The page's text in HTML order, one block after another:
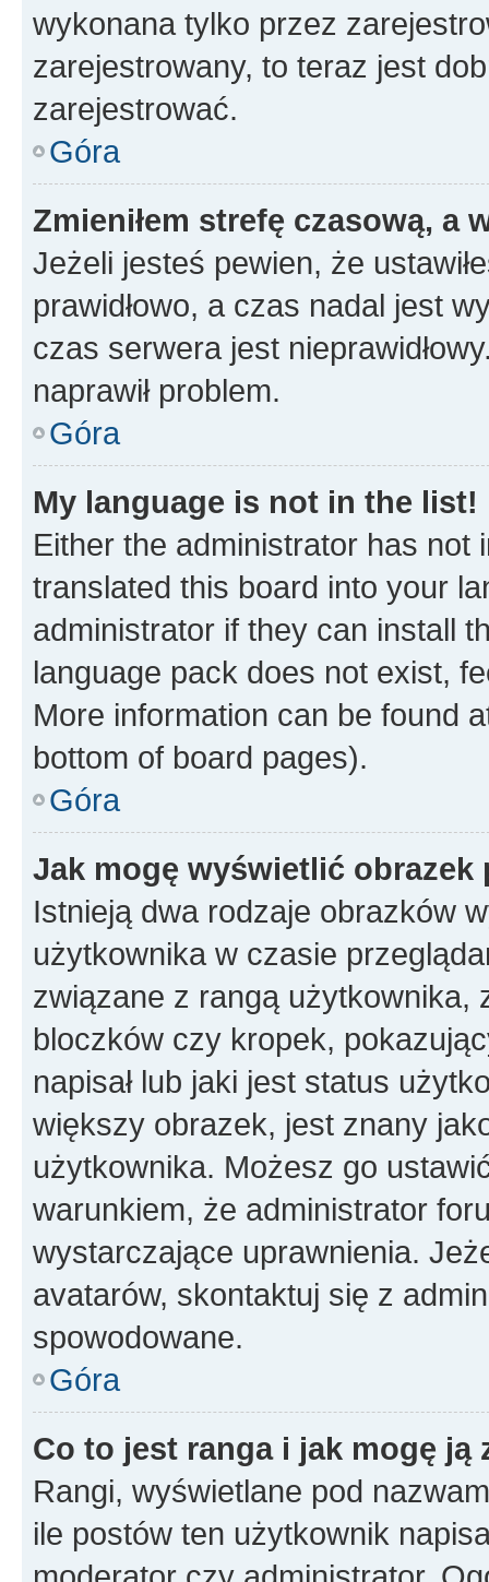
wykonana tylko przez
zarejestrowany, to teraz jest
zarejestrować.
Góra
Zmieniłem strefę czasową, a
Jeżeli jesteś pewien, że
prawidłowo, a czas nadal jest
czas serwera jest
naprawił problem.
Góra
My language is not in the list!
Either the administrator has not
translated this board into your
administrator if they can install
language pack does not exist,
More information can be found
bottom of board pages).
Góra
Jak mogę wyświetlić
Istnieją dwa rodzaje obrazków
użytkownika w czasie
związane z rangą użytkownika,
bloczków czy kropek,
napisał lub jaki jest status
większy obrazek, jest znany
użytkownika. Możesz go
warunkiem, że administrator
wystarczające uprawnienia.
avatarów, skontaktuj się z
spowodowane.
Góra
Co to jest ranga i jak mogę ją
Rangi, wyświetlane pod
ile postów ten użytkownik